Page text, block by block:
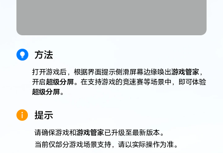
方法
打开游戏后，根据界面提示侧滑屏幕边缘唤出游戏管家，
开启超级分屏。在支持游戏的竞速赛等场景中，即可体验
超级分屏。
提示
请确保游戏和游戏管家已升级至最新版本。
当前仅部分游戏场景支持，请以实际操作为准。